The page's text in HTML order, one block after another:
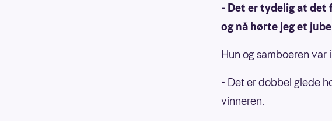
- Det er tydelig at det
og nå hørte jeg et
Hun og samboeren var
- Det er dobbel glede
vinneren.